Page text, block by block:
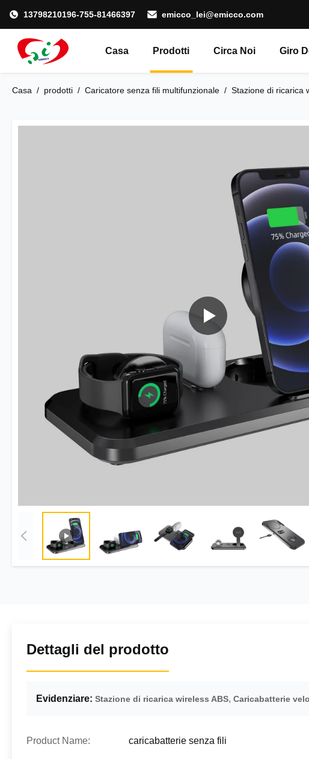
13798210196-755-81466397 emicco_lei@emicco.com
Casa Prodotti Circa Noi Giro
Casa / prodotti / Caricatore senza fili multifunzionale / Stazione di ricarica
Dettagli del prodotto
Evidenziare: Stazione di ricarica wireless ABS, Caricabatterie
Product Name: caricabatterie senza fili